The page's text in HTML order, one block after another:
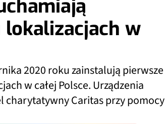
w
2020 roku zainstalują pierwsze
w całej Polsce. Urządzenia
Caritas przy pomocy